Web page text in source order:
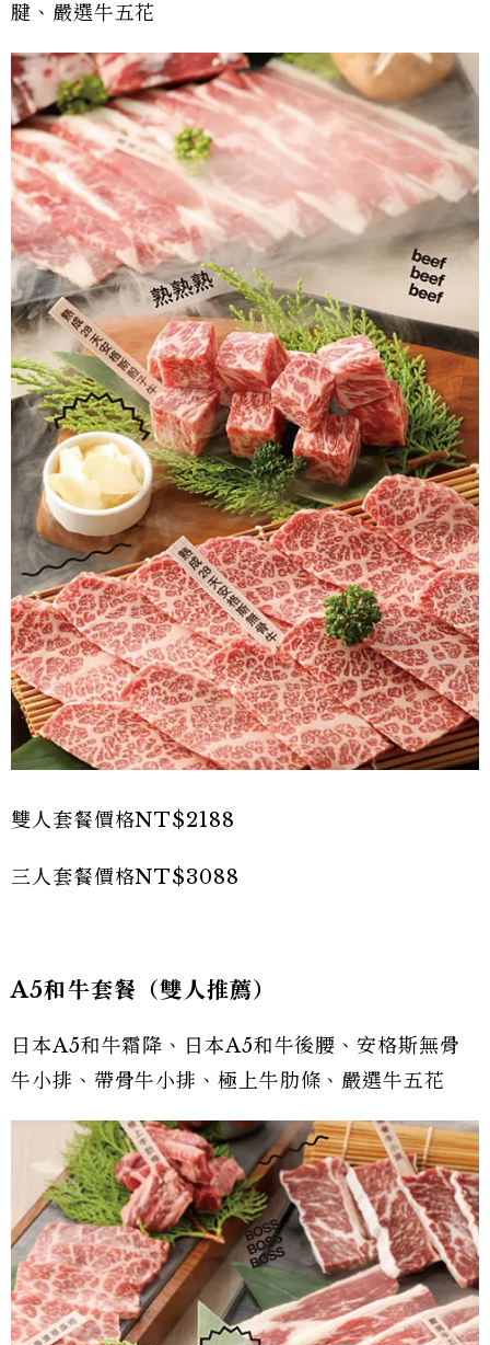
腱、嚴選牛五花
雙人套餐價格NT$2188
三人套餐價格NT$3088
A5和牛套餐（雙人推薦）
日本A5和牛霜降、日本A5和牛後腰、安格斯無骨
牛小排、帶骨牛小排、極上牛肋條、嚴選牛五花